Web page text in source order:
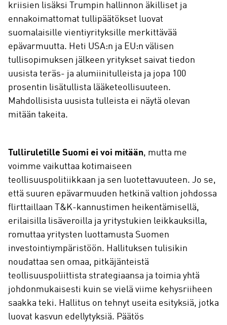
kriisien lisäksi Trumpin hallinnon äkilliset ja
ennakoimattomat tullipäätökset luovat
suomalaisille vientiyrityksille merkittävää
epävarmuutta. Heti USA:n ja EU:n välisen
tullisopimuksen jälkeen yritykset saivat tiedon
uusista teräs- ja alumiinitulleista ja jopa 100
prosentin lisätullista lääketeollisuuteen.
Mahdollisista uusista tulleista ei näytä olevan
mitään takeita.
Tulliruletille Suomi ei voi mitään, mutta me
voimme vaikuttaa kotimaiseen
teollisuuspolitiikkaan ja sen luotettavuuteen. Jo se,
että suuren epävarmuuden hetkinä valtion johdossa
flirttaillaan T&K-kannustimen heikentämisellä,
erilaisilla lisäveroilla ja yritystukien leikkauksilla,
romuttaa yritysten luottamusta Suomen
investointiympäristöön. Hallituksen tulisikin
noudattaa sen omaa, pitkäjänteistä
teollisuuspoliittista strategiaansa ja toimia yhtä
johdonmukaisesti kuin se vielä viime kehysriiheen
saakka teki. Hallitus on tehnyt useita esityksiä, jotka
luovat kasvun edellytyksiä. Päätös